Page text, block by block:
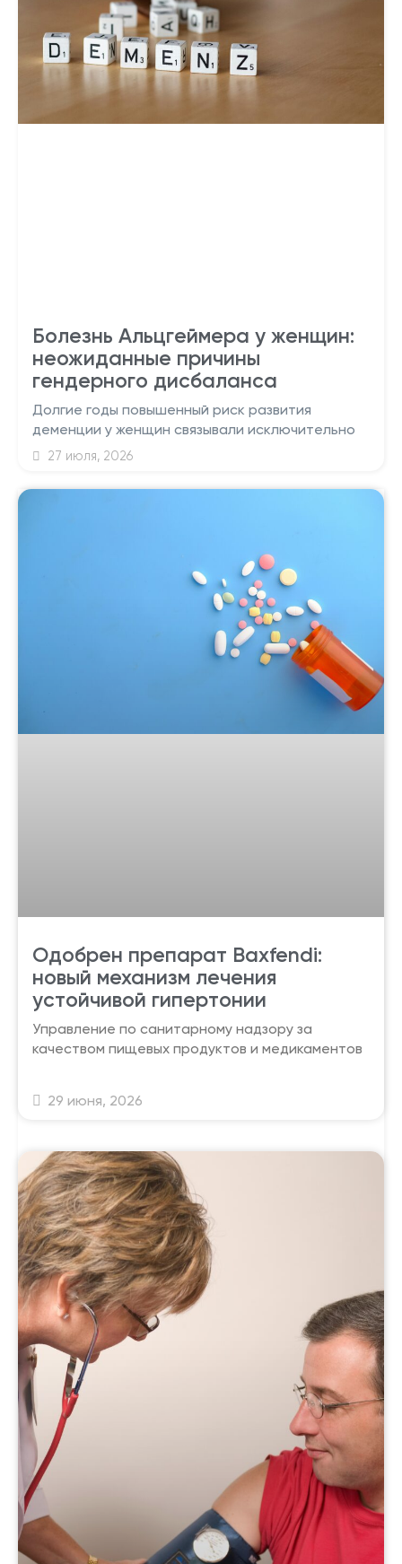
Болезнь Альцгеймера у женщин:
неожиданные причины
гендерного дисбаланса
Долгие годы повышенный риск развития
деменции у женщин связывали исключительно
27 июля, 2026
Одобрен препарат Baxfendi:
новый механизм лечения
устойчивой гипертонии
Управление по санитарному надзору за
качеством пищевых продуктов и медикаментов
29 июня, 2026